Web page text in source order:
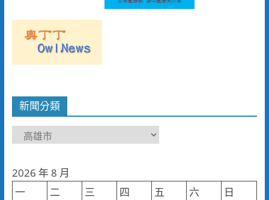
新聞分類
類
2026 年 8 月
一
二 三 四 五 六 日